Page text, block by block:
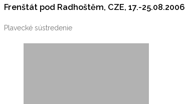
Frenštát pod Radhoštěm, CZE, 17.-25.08.2006
Plavecké sústredenie